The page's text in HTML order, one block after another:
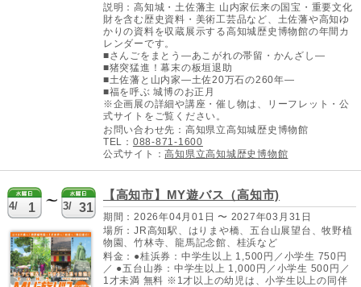
説明：高知城・土佐藩主 山内家伝来の国宝・重要文化
財を含む歴史資料・美術工芸品など、土佐藩や高知ゆ
かりの資料を収蔵展示する高知城歴史博物館の年間カ
レンダーです。
■さんごをまとう―あこがれの帯留・かんざし―
■猪突猛進！幕末の板垣退助
■土佐藩と山内家―土佐20万石の260年―
■福を呼ぶ 城博のお正月
※企画展の詳細や講座・催し物は、リーフレット・公
式サイトをご覧ください。
お問い合わせ先：高知県立高知城歴史博物館
TEL： 088-871-1600
公式サイト：高知県立高知城歴史博物館
4/ 1 3/ 31
【高知市】MY遊バス（高知市)
期間：2026年04月01日 〜 2027年03月31日
場所：JR高知駅、はりまや橋、五台山展望台、牧野植
物園、竹林寺、龍馬記念館、桂浜など
料金：●桂浜券：中学生以上 1,500円／小学生 750円
／ ●五台山券：中学生以上 1,000円／小学生 500円／
1才未満 無料 ※1才以上の幼児は、小学生以上の同伴